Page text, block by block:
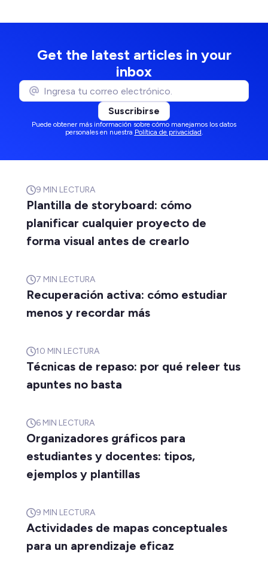
Get the latest articles in your
inbox
Suscribirse
Puede obtener más información sobre cómo manejamos los datos
personales en nuestra Política de privacidad.
9 MIN LECTURA
Plantilla de storyboard: cómo
planificar cualquier proyecto de
forma visual antes de crearlo
7 MIN LECTURA
Recuperación activa: cómo estudiar
menos y recordar más
10 MIN LECTURA
Técnicas de repaso: por qué releer tus
apuntes no basta
6 MIN LECTURA
Organizadores gráficos para
estudiantes y docentes: tipos,
ejemplos y plantillas
9 MIN LECTURA
Actividades de mapas conceptuales
para un aprendizaje eficaz